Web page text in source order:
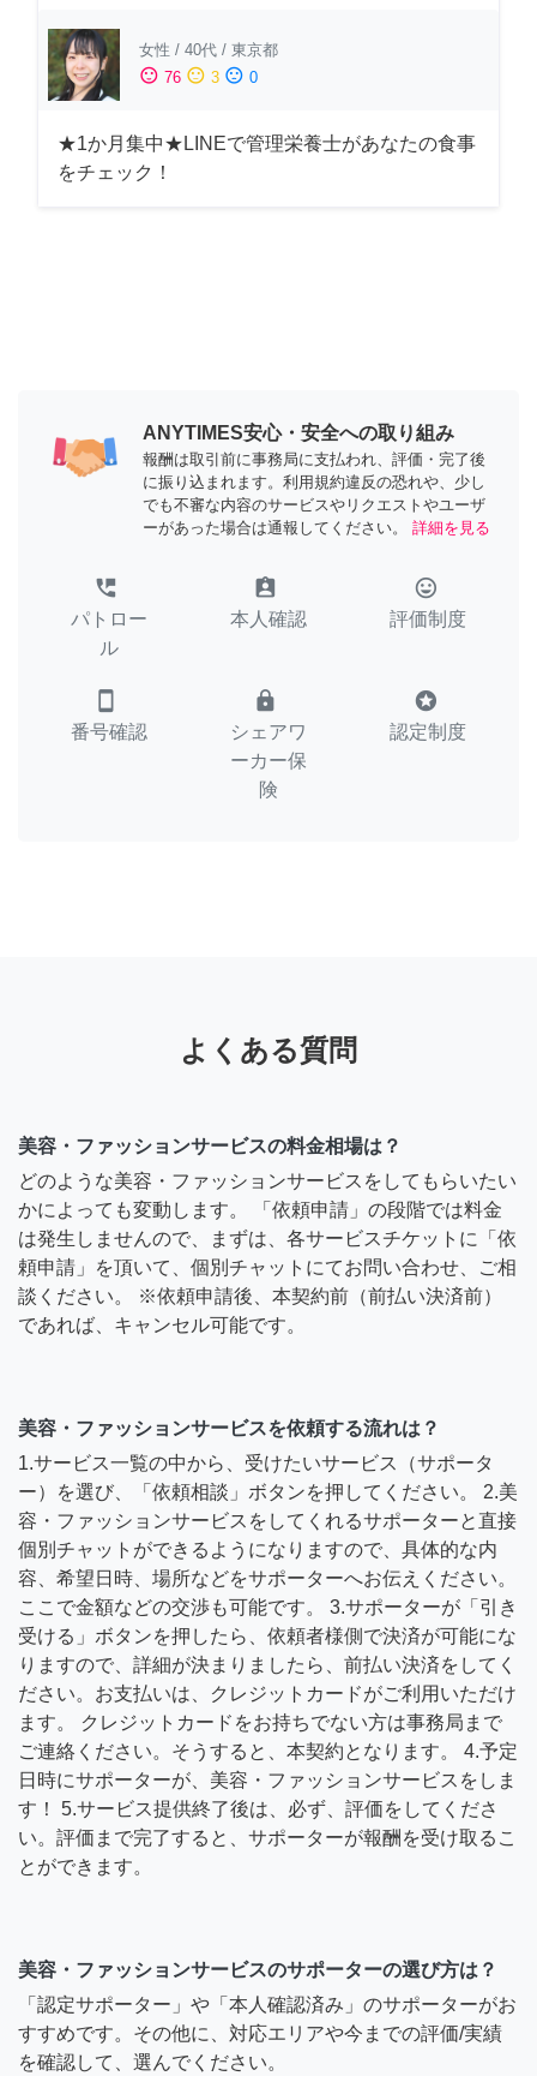
女性 / 40代 / 東京都
sentiment_satisfied 76 sentiment_neutral 3 sentiment_dissatisfied 0
★1か月集中★LINEで管理栄養士があなたの食事
をチェック！
ANYTIMES安心・安全への取り組み
報酬は取引前に事務局に支払われ、評価・完了後
に振り込まれます。利用規約違反の恐れや、少し
でも不審な内容のサービスやリクエストやユーザ
ーがあった場合は通報してください。
詳細を見る
perm_phone_msg
パトロー
ル
assignment_ind
本人確認
tag_faces
評価制度
smartphone
番号確認
lock
シェアワ
ーカー保
険
stars
認定制度
よくある質問
美容・ファッションサービスの料金相場は？
どのような美容・ファッションサービスをしてもらいたい
かによっても変動します。 「依頼申請」の段階では料金
は発生しませんので、まずは、各サービスチケットに「依
頼申請」を頂いて、個別チャットにてお問い合わせ、ご相
談ください。 ※依頼申請後、本契約前（前払い決済前）
であれば、キャンセル可能です。
美容・ファッションサービスを依頼する流れは？
1.サービス一覧の中から、受けたいサービス（サポータ
ー）を選び、「依頼相談」ボタンを押してください。 2.美
容・ファッションサービスをしてくれるサポーターと直接
個別チャットができるようになりますので、具体的な内
容、希望日時、場所などをサポーターへお伝えください。
ここで金額などの交渉も可能です。 3.サポーターが「引き
受ける」ボタンを押したら、依頼者様側で決済が可能にな
りますので、詳細が決まりましたら、前払い決済をしてく
ださい。お支払いは、クレジットカードがご利用いただけ
ます。 クレジットカードをお持ちでない方は事務局まで
ご連絡ください。そうすると、本契約となります。 4.予定
日時にサポーターが、美容・ファッションサービスをしま
す！ 5.サービス提供終了後は、必ず、評価をしてくださ
い。評価まで完了すると、サポーターが報酬を受け取るこ
とができます。
美容・ファッションサービスのサポーターの選び方は？
「認定サポーター」や「本人確認済み」のサポーターがお
すすめです。その他に、対応エリアや今までの評価/実績
を確認して、選んでください。